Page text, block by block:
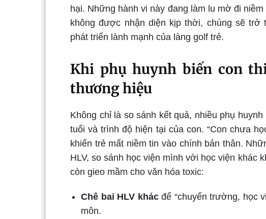
hại. Những hành vi này đang làm lu mờ đi
không được nhận diện kịp thời, chúng sẽ trở
phát triển lành mạnh của làng golf trẻ.
Khi phụ huynh biến con
thương hiệu
Không chỉ là so sánh kết quả, nhiều phụ
tuổi và trình độ hiện tại của con. “Con chưa
khiến trẻ mất niềm tin vào chính bản thân.
HLV, so sánh học viện mình với học viện khác
còn gieo mầm cho văn hóa toxic:
Chê bai HLV khác để “chuyển trường, học
môn.